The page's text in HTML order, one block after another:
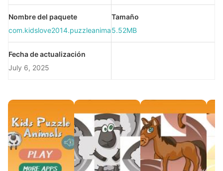
Nombre del paquete
com.kidslove2014.puzzleanimals
Tamaño
5.52MB
Fecha de actualización
July 6, 2025